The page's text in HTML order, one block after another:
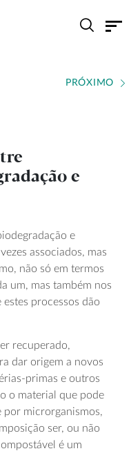
PRÓXIMO
e
e
associados, mas
não só em termos
um, mas também nos
processos dão
recuperado,
dar origem a novos
primas e outros
o material que pode
por microrganismos,
ser, ou não
é um